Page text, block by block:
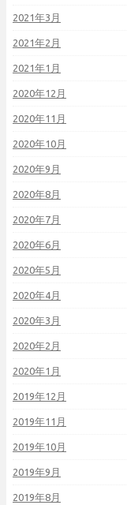
2021年3月
2021年2月
2021年1月
2020年12月
2020年11月
2020年10月
2020年9月
2020年8月
2020年7月
2020年6月
2020年5月
2020年4月
2020年3月
2020年2月
2020年1月
2019年12月
2019年11月
2019年10月
2019年9月
2019年8月